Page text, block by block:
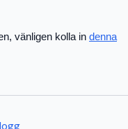
vänligen kolla in denna